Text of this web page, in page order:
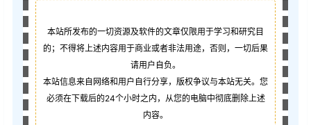
本站所发布的一切资源及软件的文章仅限用于学习和研究目
的；不得将上述内容用于商业或者非法用途，否则，一切后果
请用户自负。
本站信息来自网络和用户自行分享，版权争议与本站无关。您
必须在下载后的24个小时之内，从您的电脑中彻底删除上述
内容。